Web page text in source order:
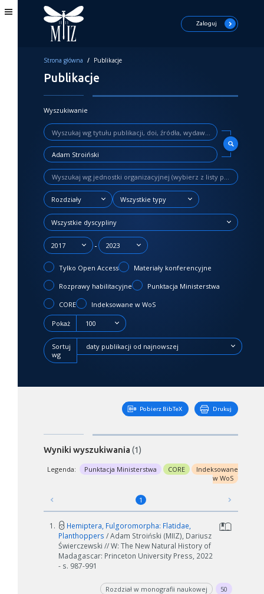
Zaloguj
Strona główna / Publikacje
Publikacje
Wyszukiwanie
Rozdziały Wszystkie typy
Wszystkie dyscypliny
2017 - 2023
Tylko Open Access Materiały konferencyjne
Rozprawy habilitacyjne Punktacja Ministerstwa
CORE Indeksowane w WoS
Pokaż 100
Sortuj
wg
daty publikacji od najnowszej
Pobierz BibTeX Drukuj
Wyniki wyszukiwania (1)
Legenda: Punktacja Ministerstwa CORE
Indeksowane
w WoS
1
1.
Hemiptera, Fulgoromorpha: Flatidae,
Planthoppers / Adam Stroiński (MIIZ), Dariusz
Świerczewski // W: The New Natural History of
Madagascar: Princeton University Press, 2022
- s. 987-991
Rozdział w monografii naukowej 50